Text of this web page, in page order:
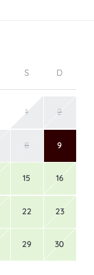
S D
1 2
8 9
15 16
22 23
29 30